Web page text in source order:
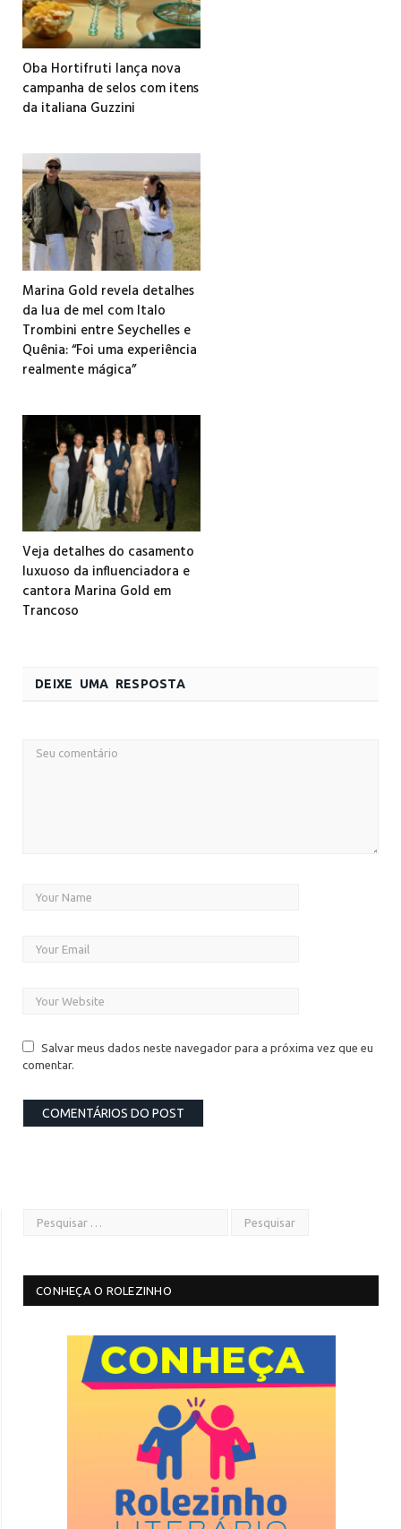
Oba Hortifruti lança nova
campanha de selos com itens
da italiana Guzzini
Marina Gold revela detalhes
da lua de mel com Italo
Trombini entre Seychelles e
Quênia: “Foi uma experiência
realmente mágica”
Veja detalhes do casamento
luxuoso da influenciadora e
cantora Marina Gold em
Trancoso
DEIXE UMA RESPOSTA
Salvar meus dados neste navegador para a próxima vez que eu
comentar.
CONHEÇA O ROLEZINHO